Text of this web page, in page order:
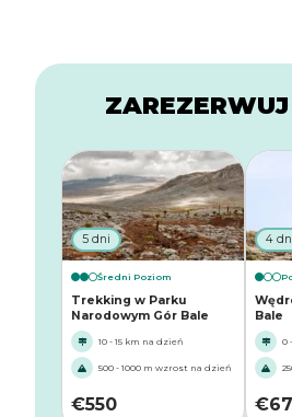
5 dni
Średni Poziom
Trekking w Parku
Narodowym Gór Bale
10 - 15 km na dzień
500 - 1000 m wzrost na dzień
€550
4
Bale
0
€